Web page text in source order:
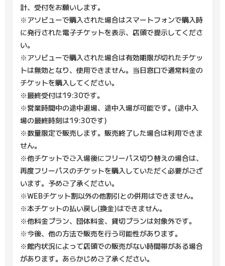
計、受付をお願いします。
※アソビューで購入された場合はスマートフォンで購入時
に発行された電子チケットを表示、店頭で提示してくださ
い。
※アソビューで購入された場合は有効期限が切れたチケッ
トは無効となり、使用できません。当日窓口で通常料金の
チケットを購入してください。
※最終受付は19:30です。
※営業時間中の途中退場、途中入場が可能です。(途中入
場の最終時刻は19:30です)
※数量限定で販売します。販売終了した場合は利用できま
せん。
※他チケットでご入場後にフリーパス切り替えの場合は、
再度フリーパスのチケットを購入していただく必要がござ
います。予めご了承ください。
※WEBチケット割以外の他割引との併用はできません。
※本チケットの払い戻し(換金)はできません。
※他料金プラン、団体料金、貸切プランは対象外です。
※今後、他の方法で販売を行う可能性があります。
※館内状況によって店頭での販売がない時間帯がある場合
があります。あらかじめご了承ください。